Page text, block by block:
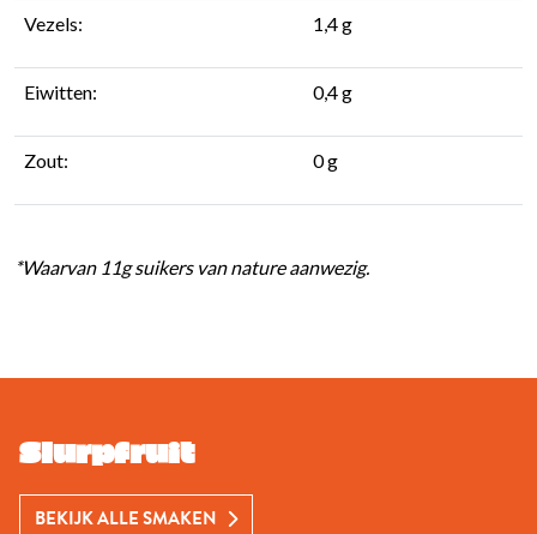
Vezels: 1,4 g
Eiwitten: 0,4 g
Zout: 0 g
*Waarvan 11g suikers van nature aanwezig.
Slurpfruit
BEKIJK ALLE SMAKEN